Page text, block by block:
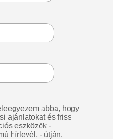
abba, hogy
ajánlatokat és friss
eszközök -
hírlevél, - útján.